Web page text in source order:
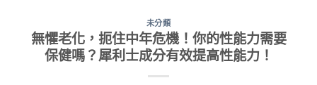
未分類
無懼老化，扼住中年危機！你的性能力需要
保健嗎？犀利士成分有效提高性能力！